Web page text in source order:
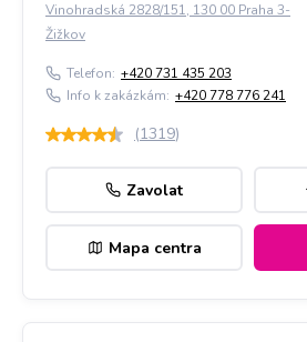
Vinohradská 2828/151, 130 00 Praha 3-
Žižkov
Telefon: +420 731 435 203
Info k zakázkám: +420 778 776 241
(1319)
Zavolat
Mapa centra